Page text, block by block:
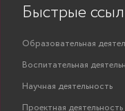
Быстрые
Образовательная
Воспитательная
Научная деятельность
Проектная деятельность